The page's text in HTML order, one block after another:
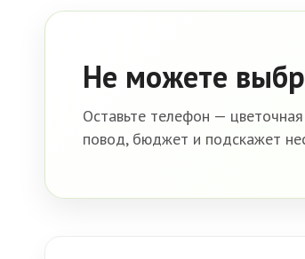
Не можете
Оставьте телефон —
повод, бюджет и подскажет